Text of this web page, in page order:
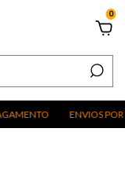
0
ENVIOS POR